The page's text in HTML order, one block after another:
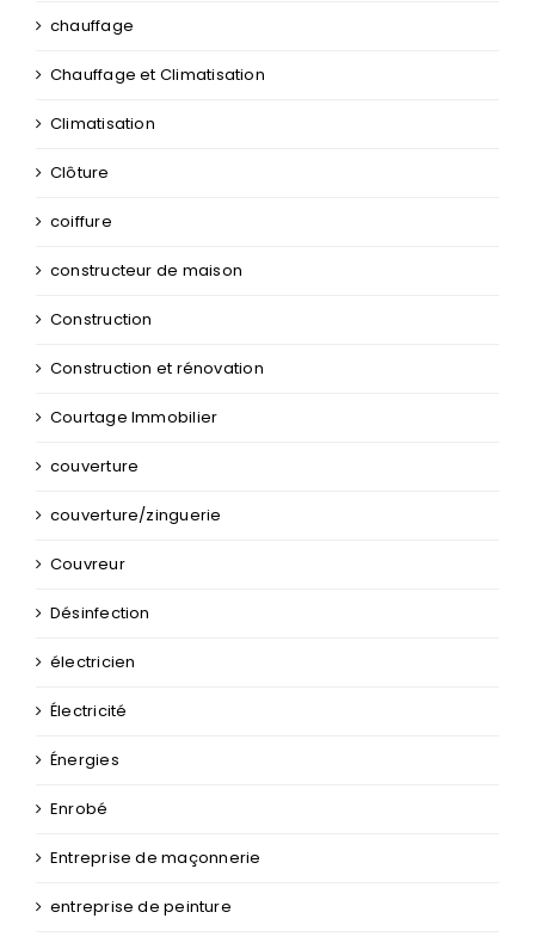
chauffage
Chauffage et Climatisation
Climatisation
Clôture
coiffure
constructeur de maison
Construction
Construction et rénovation
Courtage Immobilier
couverture
couverture/zinguerie
Couvreur
Désinfection
électricien
Électricité
Énergies
Enrobé
Entreprise de maçonnerie
entreprise de peinture